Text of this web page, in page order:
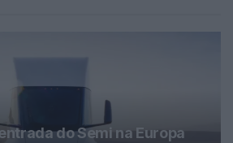
do Semi na Europa